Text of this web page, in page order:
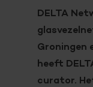
DELTA
Groningen
heeft
curator.